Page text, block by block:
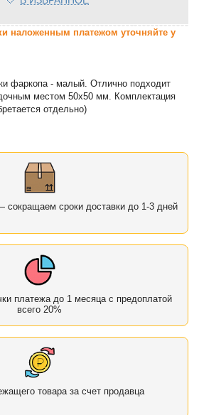
наложенным платежом уточняйте у
фаркопа - малый. Отлично подходит
местом 50х50 мм. Комплектация
отдельно)
сроки доставки до 1-3 дней
платежа до 1 месяца с предоплатой
всего 20%
товара за счет продавца